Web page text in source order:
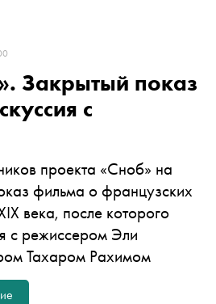
Закрытый показ
с
проекта «Сноб» на
фильма о французских
века, после которого
с режиссером Эли
Тахаром Рахимом